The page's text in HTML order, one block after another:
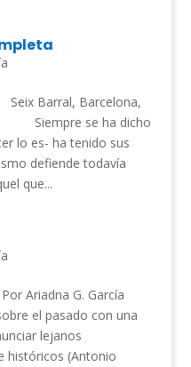
Seix Barral, Barcelona,
Siempre se ha dicho
lo es- ha tenido sus
defiende todavía
que...
Ariadna G. García
el pasado con una
lejanos
históricos (Antonio